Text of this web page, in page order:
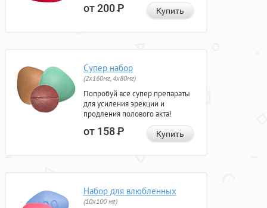
от 200Р Купить
Супер набор
(2х160мг, 4х80мг)
Попробуй все супер препараты
для усиления эрекции и
продления полового акта!
от 158Р Купить
Набор для влюбленных
(10х100 мг)